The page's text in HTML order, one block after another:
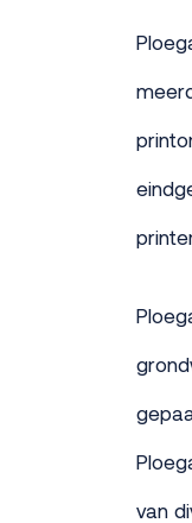
van